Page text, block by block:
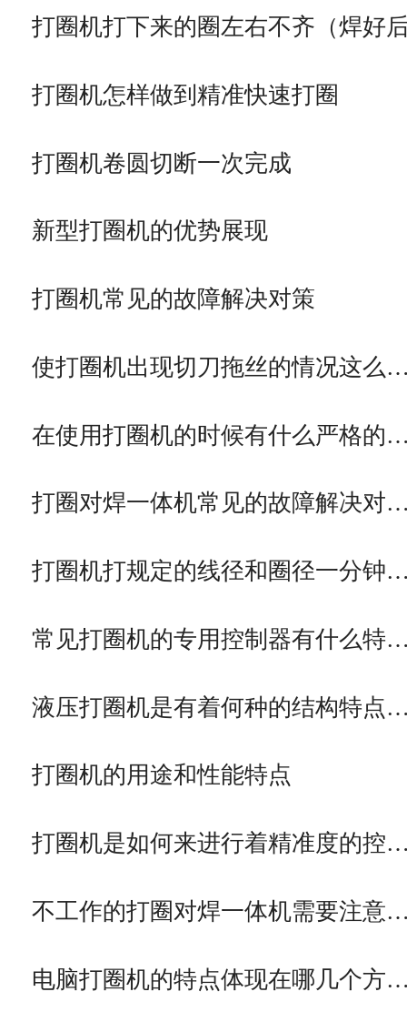
打圈机打下来的圈左右不齐（焊好
打圈机怎样做到精准快速打圈
打圈机卷圆切断一次完成
新型打圈机的优势展现
打圈机常见的故障解决对策
使打圈机出现切刀拖丝的情况这么
在使用打圈机的时候有什么严格的
打圈对焊一体机常见的故障解决对
打圈机打规定的线径和圈径一分钟
常见打圈机的专用控制器有什么特
液压打圈机是有着何种的结构特点
打圈机的用途和性能特点
打圈机是如何来进行着精准度的控
不工作的打圈对焊一体机需要注意
电脑打圈机的特点体现在哪几个方